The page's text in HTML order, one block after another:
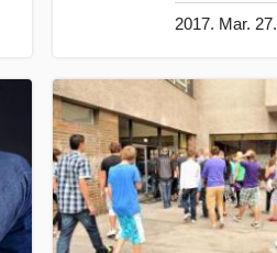
2017. Mar. 27.